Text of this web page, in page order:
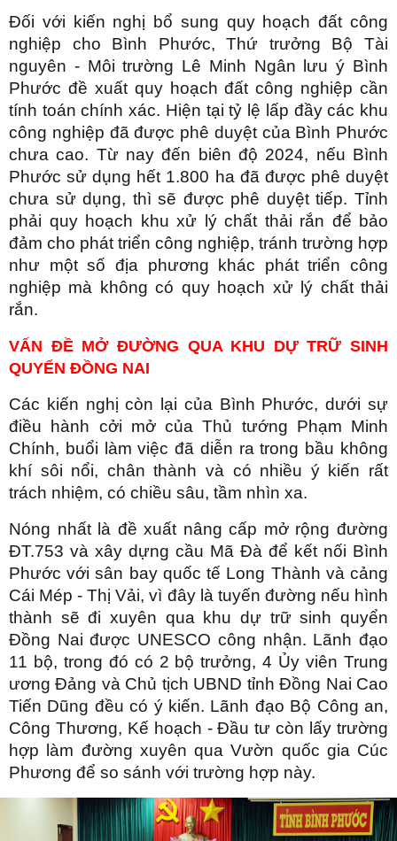
Đối với kiến nghị bổ sung quy hoạch đất công
nghiệp cho Bình Phước, Thứ trưởng Bộ Tài
nguyên - Môi trường Lê Minh Ngân lưu ý Bình
Phước đề xuất quy hoạch đất công nghiệp cần
tính toán chính xác. Hiện tại tỷ lệ lấp đầy các khu
công nghiệp đã được phê duyệt của Bình Phước
chưa cao. Từ nay đến biên độ 2024, nếu Bình
Phước sử dụng hết 1.800 ha đã được phê duyệt
chưa sử dụng, thì sẽ được phê duyệt tiếp. Tỉnh
phải quy hoạch khu xử lý chất thải rắn để bảo
đảm cho phát triển công nghiệp, tránh trường hợp
như một số địa phương khác phát triển công
nghiệp mà không có quy hoạch xử lý chất thải
rắn.
VẤN ĐỀ MỞ ĐƯỜNG QUA KHU DỰ TRỮ SINH
QUYỂN ĐỒNG NAI
Các kiến nghị còn lại của Bình Phước, dưới sự
điều hành cởi mở của Thủ tướng Phạm Minh
Chính, buổi làm việc đã diễn ra trong bầu không
khí sôi nổi, chân thành và có nhiều ý kiến rất
trách nhiệm, có chiều sâu, tầm nhìn xa.
Nóng nhất là đề xuất nâng cấp mở rộng đường
ĐT.753 và xây dựng cầu Mã Đà để kết nối Bình
Phước với sân bay quốc tế Long Thành và cảng
Cái Mép - Thị Vải, vì đây là tuyến đường nếu hình
thành sẽ đi xuyên qua khu dự trữ sinh quyển
Đồng Nai được UNESCO công nhận. Lãnh đạo
11 bộ, trong đó có 2 bộ trưởng, 4 Ủy viên Trung
ương Đảng và Chủ tịch UBND tỉnh Đồng Nai Cao
Tiến Dũng đều có ý kiến. Lãnh đạo Bộ Công an,
Công Thương, Kế hoạch - Đầu tư còn lấy trường
hợp làm đường xuyên qua Vườn quốc gia Cúc
Phương để so sánh với trường hợp này.